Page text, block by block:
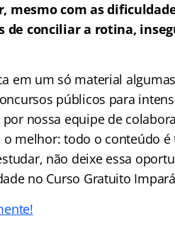
com as
de conciliar a rotina,
em um só material
públicos para
nossa equipe de
o melhor: todo o conteúdo
não deixe essa
no Curso Gratuito